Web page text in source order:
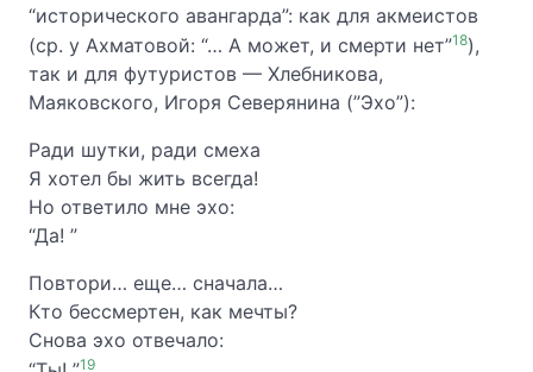
“исторического авангарда”: как для акмеистов
(ср. у Ахматовой: “… А может, и смерти нет”18),
так и для футуристов — Хлебникова,
Маяковского, Игоря Северянина (”Эхо”):
Ради шутки, ради смеха
Я хотел бы жить всегда!
Но ответило мне эхо:
“Да! ”
Повтори… еще… сначала…
Кто бессмертен, как мечты?
Снова эхо отвечало:
19